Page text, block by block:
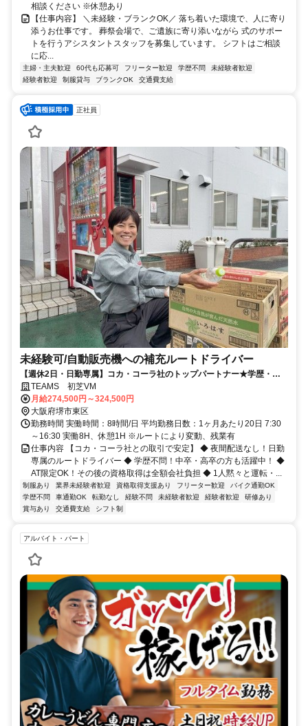
相談ください ※休憩あり
【仕事内容】 ＼未経験・ブランクOK／ 落ち着いた環境で、人に寄り
添うお仕事です。 葬祭会場で、ご遺族に寄り添いながら 式のサポー
トを行うアシスタントスタッフを募集しています。 シフトはご相談
に応...
主婦・主夫歓迎 60代も応募可 フリーター歓迎 学歴不問
未経験者歓迎
経験者歓迎
制服貸与 ブランクOK 交通費支給
正社員
未経験可/自動販売機への補充ルートドライバー
【週休2日・日勤専属】コカ・コーラ社のトップパートナー★学歴・経
験不問！月給27万円以上＋賞与年2回
TEAMS 初芝VM
月給274,500円～324,500円
大阪府堺市東区
勤務時間 実働時間：8時間/日 平均勤務日数：1ヶ月あたり20日 7:30
～16:30 実働8H、休憩1H ※ルートにより変動、残業有
仕事内容 【コカ・コーラ社との取引で安定】 ◆ 夜間配送なし！日勤
専属のルートドライバー ◆ 学歴不問！中卒・高卒の方も活躍中！ ◆
AT限定OK！その後の資格取得は全額会社負担 ◆ 1人黙々と運転・...
制服あり 業界未経験者歓迎 資格取得支援あり フリーター歓迎
バイク通勤OK
学歴不問
車通勤OK 転勤なし 経験不問 未経験者歓迎 経験者歓迎
研修あり
賞与あり
交通費支給 シフト制
アルバイト・パート